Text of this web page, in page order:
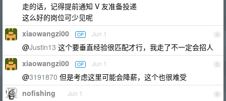
走的话，记得提前通知 V 友准备投递
这么好的岗位可少见呢
4
xiaowangzi00 OP Jun 1
@Justin13 这个要垂直经验很匹配才行，我走了不一定会招人
5
xiaowangzi00 OP Jun 1
@3191870 但是考虑这里可能会降薪，这个也很难受
6
nofishing Jun 1